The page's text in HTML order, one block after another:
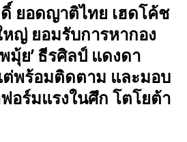
ดิ์ ยอดญาติไทย เฮดโค้ช
ญ่ ยอมรับการหากอง
มุ้ย’ ธีรศิลป์ แดงดา
ต่พร้อมติดตาม และมอบ
อร์มแรงในศึก โตโยต้า